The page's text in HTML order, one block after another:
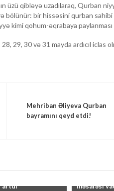
üzü qibləyə uzadılaraq, Qurban
bölünür: bir hissəsini qurban sahibi
kimi qohum-əqrabaya
29, 30 və 31 mayda ardıcıl iclas
Mehriban Əliyeva Qurban
bayramını qeyd etdi!
artdı"
məsafəsi